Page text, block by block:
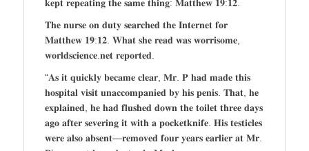
𝐤𝐞𝐩𝐭 𝐫𝐞𝐩𝐞𝐚𝐭𝐢𝐧𝐠 𝐭𝐡𝐞 𝐬𝐚𝐦𝐞 𝐭𝐡𝐢𝐧𝐠: 𝐌𝐚𝐭𝐭𝐡𝐞𝐰 𝟏𝟗:𝟏𝟐.
𝐓𝐡𝐞 𝐧𝐮𝐫𝐬𝐞 𝐨𝐧 𝐝𝐮𝐭𝐲 𝐬𝐞𝐚𝐫𝐜𝐡𝐞𝐝 𝐭𝐡𝐞 𝐈𝐧𝐭𝐞𝐫𝐧𝐞𝐭 𝐟𝐨𝐫
𝐌𝐚𝐭𝐭𝐡𝐞𝐰 𝟏𝟗:𝟏𝟐. 𝐖𝐡𝐚𝐭 𝐬𝐡𝐞 𝐫𝐞𝐚𝐝 𝐰𝐚𝐬 𝐰𝐨𝐫𝐫𝐢𝐬𝐨𝐦𝐞,
𝐰𝐨𝐫𝐥𝐝𝐬𝐜𝐢𝐞𝐧𝐜𝐞.𝐧𝐞𝐭 𝐫𝐞𝐩𝐨𝐫𝐭𝐞𝐝.
“𝐀𝐬 𝐢𝐭 𝐪𝐮𝐢𝐜𝐤𝐥𝐲 𝐛𝐞𝐜𝐚𝐦𝐞 𝐜𝐥𝐞𝐚𝐫, 𝐌𝐫. 𝐏 𝐡𝐚𝐝 𝐦𝐚𝐝𝐞 𝐭𝐡𝐢𝐬
𝐡𝐨𝐬𝐩𝐢𝐭𝐚𝐥 𝐯𝐢𝐬𝐢𝐭 𝐮𝐧𝐚𝐜𝐜𝐨𝐦𝐩𝐚𝐧𝐢𝐞𝐝 𝐛𝐲 𝐡𝐢𝐬 𝐩𝐞𝐧𝐢𝐬. 𝐓𝐡𝐚𝐭, 𝐡𝐞
𝐞𝐱𝐩𝐥𝐚𝐢𝐧𝐞𝐝, 𝐡𝐞 𝐡𝐚𝐝 𝐟𝐥𝐮𝐬𝐡𝐞𝐝 𝐝𝐨𝐰𝐧 𝐭𝐡𝐞 𝐭𝐨𝐢𝐥𝐞𝐭 𝐭𝐡𝐫𝐞𝐞 𝐝𝐚𝐲𝐬
𝐚𝐠𝐨 𝐚𝐟𝐭𝐞𝐫 𝐬𝐞𝐯𝐞𝐫𝐢𝐧𝐠 𝐢𝐭 𝐰𝐢𝐭𝐡 𝐚 𝐩𝐨𝐜𝐤𝐞𝐭𝐤𝐧𝐢𝐟𝐞. 𝐇𝐢𝐬 𝐭𝐞𝐬𝐭𝐢𝐜𝐥𝐞𝐬
𝐰𝐞𝐫𝐞 𝐚𝐥𝐬𝐨 𝐚𝐛𝐬𝐞𝐧𝐭—𝐫𝐞𝐦𝐨𝐯𝐞𝐝 𝐟𝐨𝐮𝐫 𝐲𝐞𝐚𝐫𝐬 𝐞𝐚𝐫𝐥𝐢𝐞𝐫 𝐚𝐭 𝐌𝐫.